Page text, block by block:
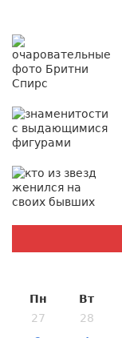
Пн Вт
27
28